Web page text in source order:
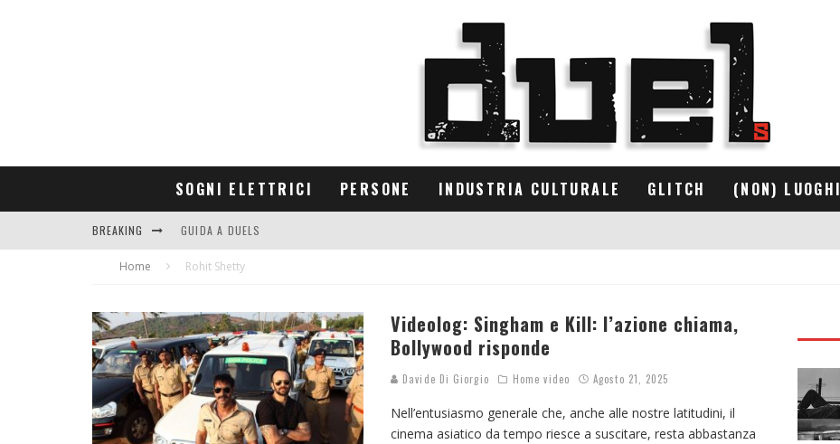
SOGNI ELETTRICI PERSONE INDUSTRIA CULTURALE GLITCH (NON) LUOGHI
BREAKING GUIDA A DUELS
CONTRIBUTORS
Home Rohit Shetty
Videolog: Singham e Kill: l’azione chiama,
Bollywood risponde
Davide Di Giorgio Home video Agosto 21, 2025
Nell’entusiasmo generale che, anche alle nostre latitudini, il
cinema asiatico da tempo riesce a suscitare, resta abbastanza